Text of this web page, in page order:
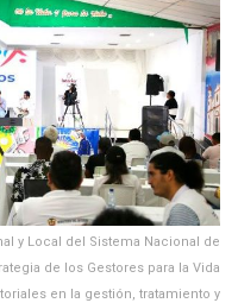
y Local del Sistema Nacional de
de los Gestores para la Vida
en la gestión, tratamiento y